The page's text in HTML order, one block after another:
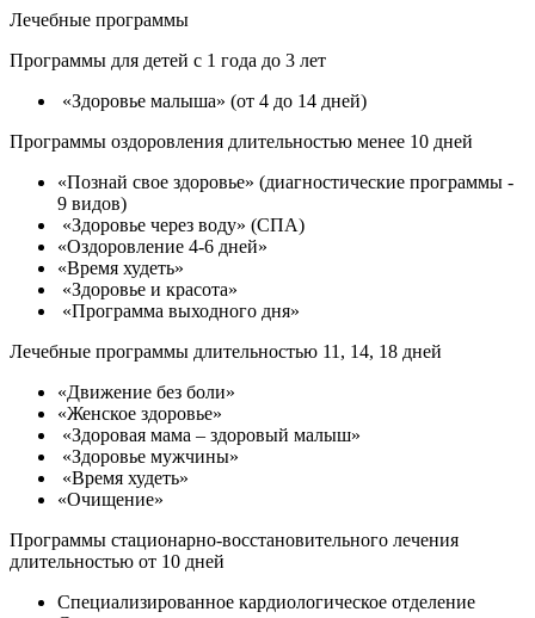
Лечебные программы
Программы для детей с 1 года до 3 лет
«Здоровье малыша» (от 4 до 14 дней)
Программы оздоровления длительностью менее 10 дней
«Познай свое здоровье» (диагностические программы -
9 видов)
«Здоровье через воду» (СПА)
«Оздоровление 4-6 дней»
«Время худеть»
«Здоровье и красота»
«Программа выходного дня»
Лечебные программы длительностью 11, 14, 18 дней
«Движение без боли»
«Женское здоровье»
«Здоровая мама – здоровый малыш»
«Здоровье мужчины»
«Время худеть»
«Очищение»
Программы стационарно-восстановительного лечения
длительностью от 10 дней
Специализированное кардиологическое отделение